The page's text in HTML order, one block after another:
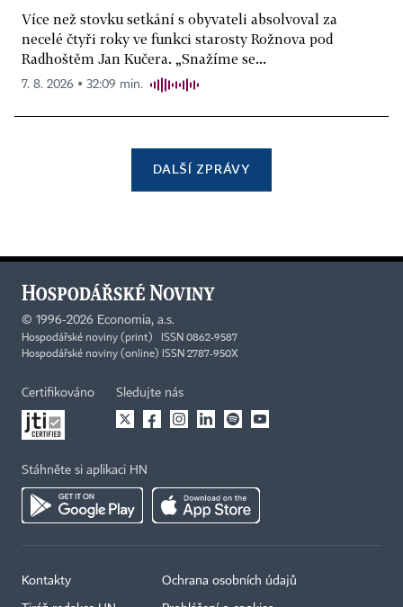
Více než stovku setkání s obyvateli absolvoval za
necelé čtyři roky ve funkci starosty Rožnova pod
Radhoštěm Jan Kučera. „Snažíme se...
7. 8. 2026 ▪ 32:09 min.
DALŠÍ ZPRÁVY
© 1996-2026 Economia, a.s.
Hospodářské noviny (print) ISSN 0862-9587
Hospodářské noviny (online) ISSN 2787-950X
Certifikováno Sledujte nás
Stáhněte si aplikaci HN
Kontakty Ochrana osobních údajů